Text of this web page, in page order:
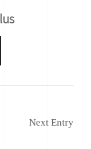
Next Entry